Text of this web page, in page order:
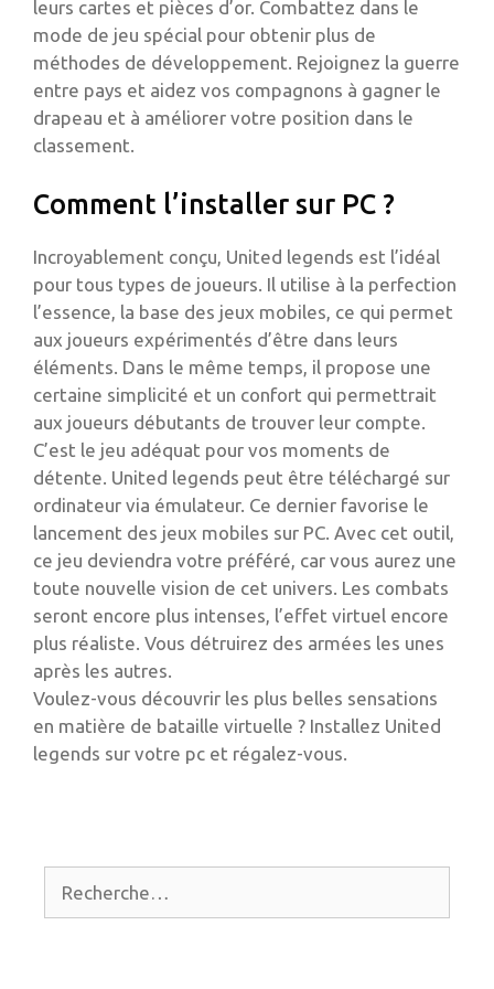
leurs cartes et pièces d’or. Combattez dans le
mode de jeu spécial pour obtenir plus de
méthodes de développement. Rejoignez la guerre
entre pays et aidez vos compagnons à gagner le
drapeau et à améliorer votre position dans le
classement.
Comment l’installer sur PC ?
Incroyablement conçu, United legends est l’idéal
pour tous types de joueurs. Il utilise à la perfection
l’essence, la base des jeux mobiles, ce qui permet
aux joueurs expérimentés d’être dans leurs
éléments. Dans le même temps, il propose une
certaine simplicité et un confort qui permettrait
aux joueurs débutants de trouver leur compte.
C’est le jeu adéquat pour vos moments de
détente. United legends peut être téléchargé sur
ordinateur via émulateur. Ce dernier favorise le
lancement des jeux mobiles sur PC. Avec cet outil,
ce jeu deviendra votre préféré, car vous aurez une
toute nouvelle vision de cet univers. Les combats
seront encore plus intenses, l’effet virtuel encore
plus réaliste. Vous détruirez des armées les unes
après les autres.
Voulez-vous découvrir les plus belles sensations
en matière de bataille virtuelle ? Installez United
legends sur votre pc et régalez-vous.